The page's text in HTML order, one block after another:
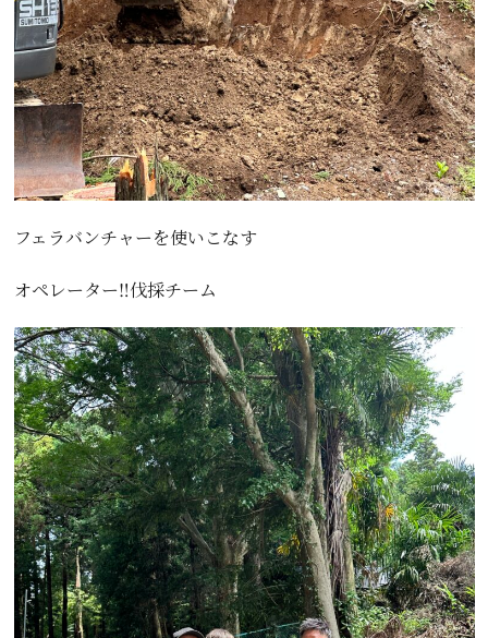
フェラバンチャーを使いこなす
オペレーター‼️伐採チーム